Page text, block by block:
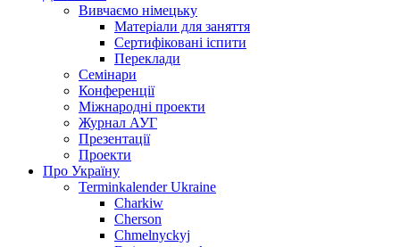
Вивчаємо німецьку
Матеріали для заняття
Сертифіковані іспити
Переклади
Семінари
Конференції
Міжнародні проекти
Журнал АУГ
Презентації
Проекти
Про Україну
Terminkalender Ukraine
Charkiw
Cherson
Chmelnyckyj